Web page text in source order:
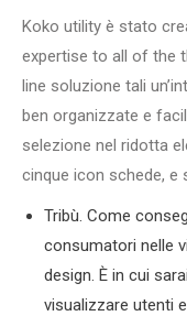
Koko utility è stato
expertise to all of the
line soluzione tali
ben organizzate e
selezione nel ridotta
cinque icon schede, e
Tribù. Come
consumatori nelle
design. È in cui
visualizzare utenti